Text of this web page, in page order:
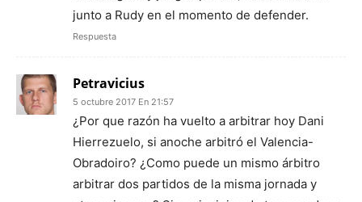
junto a Rudy en el momento de defender.
Respuesta
Petravicius
5 octubre 2017 En 21:57
¿Por que razón ha vuelto a arbitrar hoy Dani
Hierrezuelo, si anoche arbitró el Valencia-
Obradoiro? ¿Como puede un mismo árbitro
arbitrar dos partidos de la misma jornada y